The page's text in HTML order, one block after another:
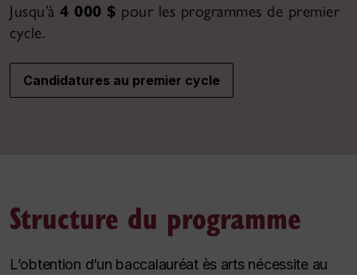
Jusqu’à 4 000 $ pour les programmes de premier
cycle.
Candidatures au premier cycle
Structure du programme
L’obtention d’un baccalauréat ès arts nécessite au